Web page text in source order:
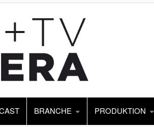
BRANCHE PRODUKTION